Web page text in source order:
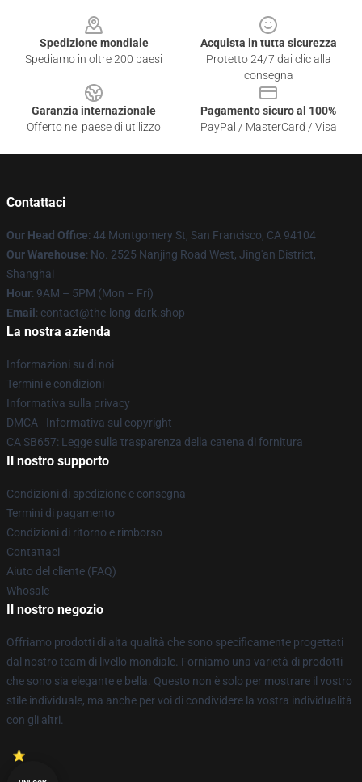
Spedizione mondiale
Spediamo in oltre 200 paesi
Acquista in tutta sicurezza
Protetto 24/7 dai clic alla
consegna
Garanzia internazionale
Offerto nel paese di utilizzo
Pagamento sicuro al 100%
PayPal / MasterCard / Visa
Contattaci
Our Head Office: 44 Montgomery St, San Francisco, CA 94104
Our Warehouse: No. 2525 Nanjing Road West, Jing'an District,
Shanghai
Hour: 9AM – 5PM (Mon – Fri)
Email : contact@the-long-dark.shop
La nostra azienda
Informazioni su di noi
Termini e condizioni
Informativa sulla privacy
DMCA - Informativa sul copyright
CA SB657: Legge sulla trasparenza della catena di fornitura
Il nostro supporto
Condizioni di spedizione e consegna
Termini di pagamento
Condizioni di ritorno e rimborso
Contattaci
Aiuto del cliente (FAQ)
Whosale
Il nostro negozio
Offriamo prodotti di alta qualità che sono specificamente progettati
dal nostro team di livello mondiale. Forniamo una varietà di prodotti
che sono sia elegante e bella. Questo non è solo per mostrare il vostro
stile individuale, ma anche per voi di condividere la vostra individualità
con gli altri.